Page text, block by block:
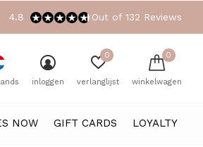
NOW GIFT CARDS LOYALTY
inloggen verlanglijst
0
winkelwagen
0
4.8 Out of 132 Reviews